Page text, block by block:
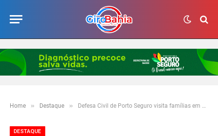
Home » Destaque » Defesa Civil de Porto Seguro visita famílias em áreas de risco
DESTAQUE